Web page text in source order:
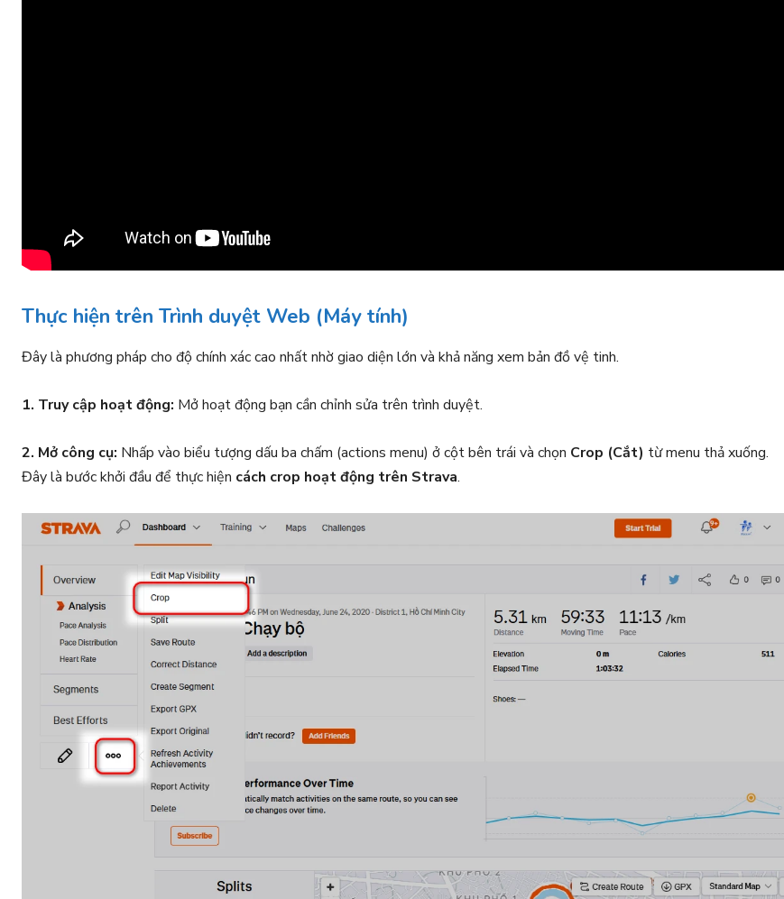
Thực hiện trên Trình duyệt Web (Máy tính)
Đây là phương pháp cho độ chính xác cao nhất nhờ giao diện lớn và khả năng xem bản đồ vệ tinh.
1. Truy cập hoạt động: Mở hoạt động bạn cần chỉnh sửa trên trình duyệt.
2. Mở công cụ: Nhấp vào biểu tượng dấu ba chấm (actions menu) ở cột bên trái và chọn Crop (Cắt) từ menu thả xuống.
Đây là bước khởi đầu để thực hiện cách crop hoạt động trên Strava.